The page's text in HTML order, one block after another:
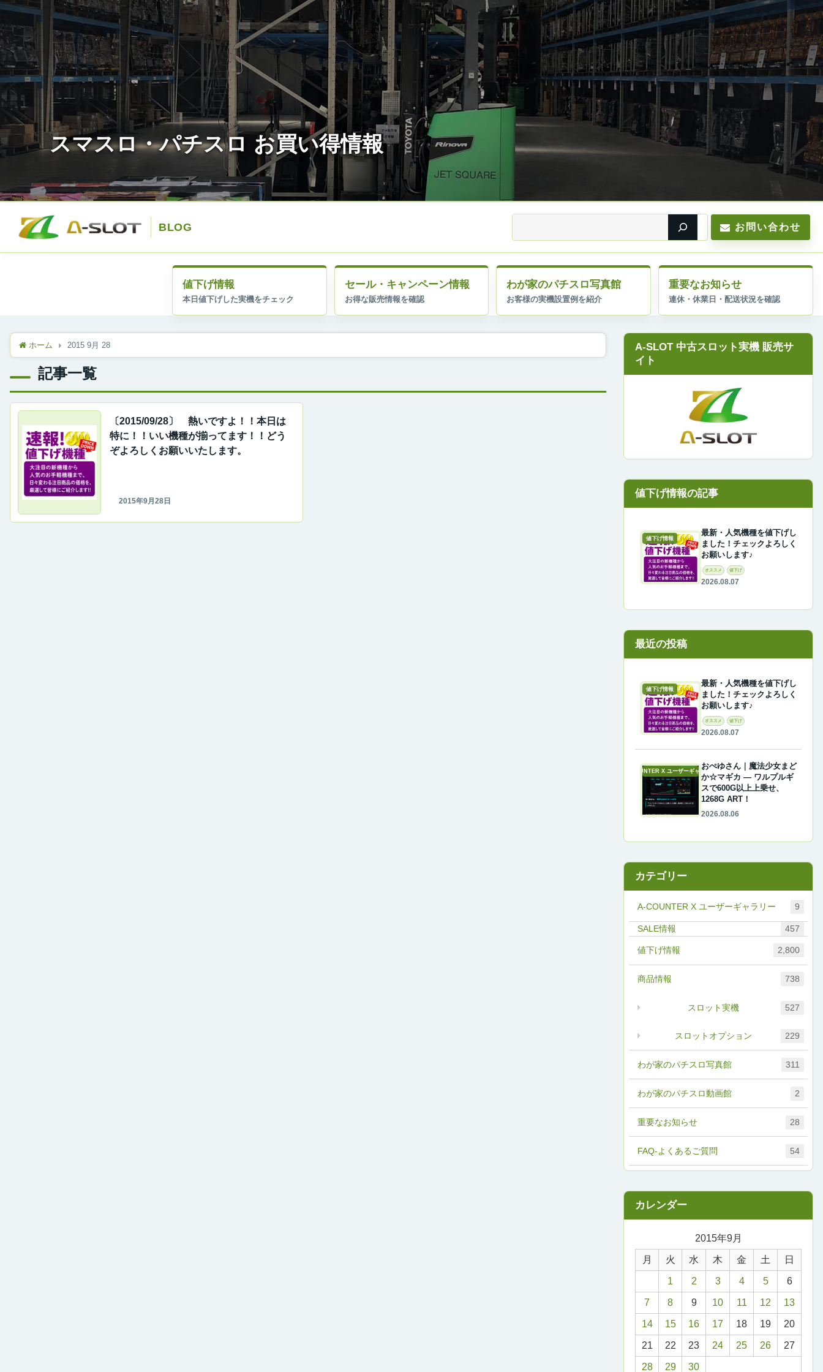
お問い合わせ
値下げ情報 セール・キャンペーン情報 わが家のパチスロ写真館 重要なお知らせ
ホーム 2015 9月 28
記事一覧
〔2015/09/28〕 熱いですよ！！本日は
特に！！いい機種が揃ってます！！どう
ぞよろしくお願いいたします。
2015年9月28日
A-SLOT 中古スロット実機 販売サ
イト
値下げ情報
最新・人気機種を値下げし
ました！チェックよろしく
お願いします♪
オススメ 値下げ
2026.08.07
最近の投稿
値下げ情報
最新・人気機種を値下げし
ました！チェックよろしく
お願いします♪
オススメ 値下げ
2026.08.07
A-COUNTER X ユーザーギャラリー
おぺゆさん｜魔法少女まど
か☆マギカ ― ワルプルギ
スで600G以上上乗せ、
1268G ART！
2026.08.06
カテゴリー
A-COUNTER X ユーザーギャラリー 9
FAQ-よくあるご質問 54
457
わが家のパチスロ写真館 311
わが家のパチスロ動画館 2
値下げ情報 2,800
商品情報 738
スロットオプション 229
スロット実機 527
重要なお知らせ 28
2015年9月
月 火 水 木 金 土 日
1 2 3 4 5 6
7 8 9 10 11 12 13
14 15 16 17 18 19 20
21 22 23 24 25 26 27
28 29 30